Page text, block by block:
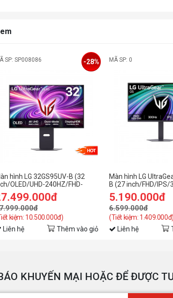
SP: SP008086
hình LG 32GS95UV-B (32
OLED/UHD-240HZ/FHD-
0.03ms)
kiệm: 10.500.000đ)
-28%
Liên hệ Thêm vào giỏ
MÃ SP: 0
Màn hình LG
B (27 inch/FHD/
5.190.000đ
6.599.000đ
(Tiết kiệm: 1.409.000đ)
Liên hệ
KHUYẾN MẠI HOẶC ĐỂ ĐƯỢC